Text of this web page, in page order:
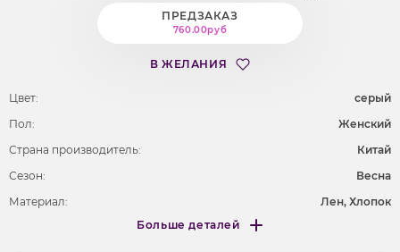
ПРЕДЗАКАЗ
760.00руб
В ЖЕЛАНИЯ
Цвет:
серый
Пол:
Женский
Страна производитель:
Китай
Сезон:
Весна
Материал:
Лен, Хлопок
Больше деталей
Меньше деталей